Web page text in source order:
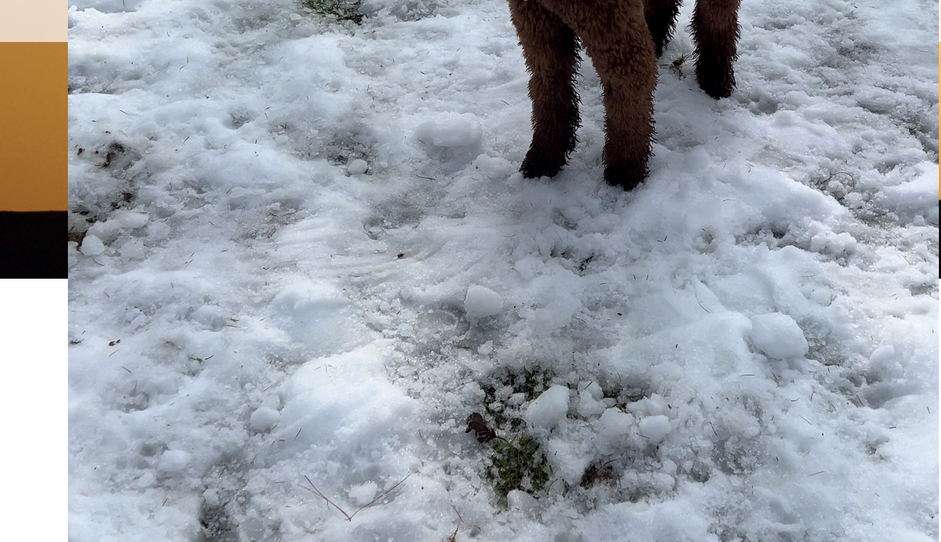
料金設定 プロフィル しつけ相談 預託トレーニング その他のご案内 お問い合わせ
ホーム
ブログ一覧
IMG_1225
2024.11.11
IMG_1225
+1
カテゴリー
KOZA「やさしい犬のしつけ方」 39
お悩みQ$A
その他
エピソードKENSEIJINGO 13